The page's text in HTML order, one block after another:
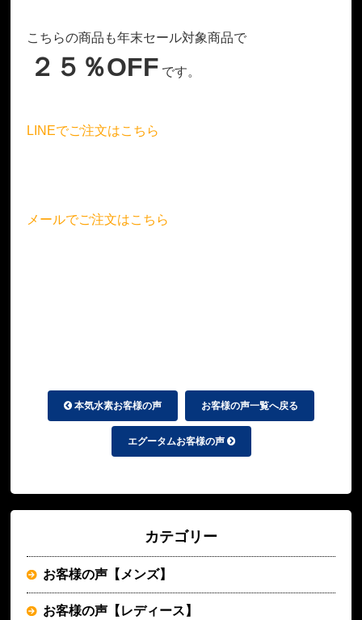
こちらの商品も年末セール対象商品で
２５％OFF です。
LINEでご注文はこちら
メールでご注文はこちら
本気水素お客様の声 お客様の声一覧へ戻る
エグータムお客様の声
カテゴリー
お客様の声【メンズ】
お客様の声【レディース】